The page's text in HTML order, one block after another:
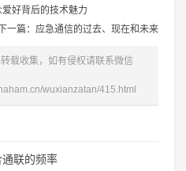
好背后的技术魅力
一篇：应急通信的过去、现在和未来
载收集，如有侵权请联系微信
wuxianzatan/415.html
联的频率